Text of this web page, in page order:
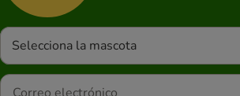
Selecciona la mascota